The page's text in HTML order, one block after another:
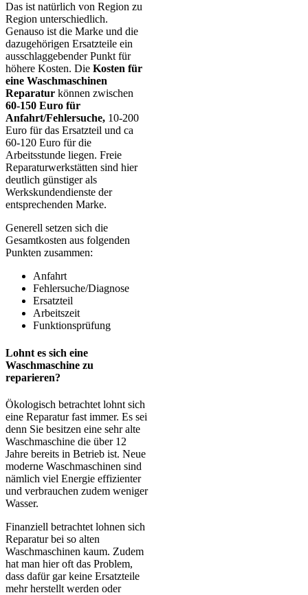
Das ist natürlich von Region zu
Region unterschiedlich.
Genauso ist die Marke und die
dazugehörigen Ersatzteile ein
ausschlaggebender Punkt für
höhere Kosten. Die Kosten für
eine Waschmaschinen
Reparatur können zwischen
60-150 Euro für
Anfahrt/Fehlersuche, 10-200
Euro für das Ersatzteil und ca
60-120 Euro für die
Arbeitsstunde liegen. Freie
Reparaturwerkstätten sind hier
deutlich günstiger als
Werkskundendienste der
entsprechenden Marke.
Generell setzen sich die
Gesamtkosten aus folgenden
Punkten zusammen:
Anfahrt
Fehlersuche/Diagnose
Ersatzteil
Arbeitszeit
Funktionsprüfung
Lohnt es sich eine
Waschmaschine zu
reparieren?
Ökologisch betrachtet lohnt sich
eine Reparatur fast immer. Es sei
denn Sie besitzen eine sehr alte
Waschmaschine die über 12
Jahre bereits in Betrieb ist. Neue
moderne Waschmaschinen sind
nämlich viel Energie effizienter
und verbrauchen zudem weniger
Wasser.
Finanziell betrachtet lohnen sich
Reparatur bei so alten
Waschmaschinen kaum. Zudem
hat man hier oft das Problem,
dass dafür gar keine Ersatzteile
mehr herstellt werden oder